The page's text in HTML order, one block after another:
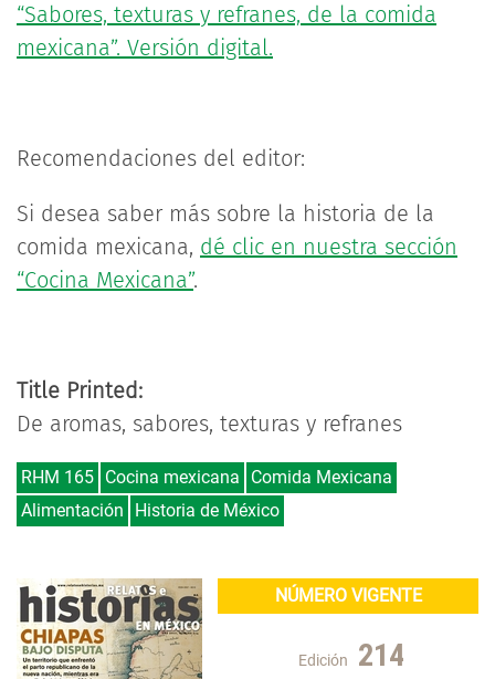
“Sabores, texturas y refranes, de la comida
mexicana”. Versión digital.
Recomendaciones del editor:
Si desea saber más sobre la historia de la
comida mexicana, dé clic en nuestra sección
“Cocina Mexicana”.
Title Printed:
De aromas, sabores, texturas y refranes
RHM 165 Cocina mexicana
Comida Mexicana
Alimentación
Historia de México
NÚMERO VIGENTE
Edición 214